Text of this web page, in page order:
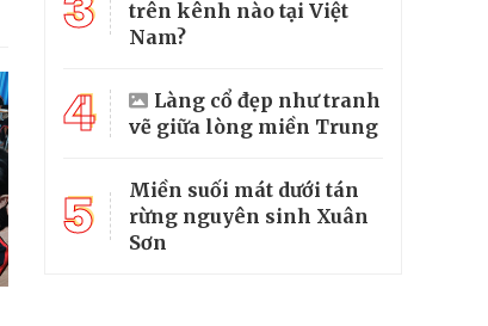
trên kênh nào tại Việt
Nam?
4
Làng cổ đẹp như tranh
vẽ giữa lòng miền Trung
5
Miền suối mát dưới tán
rừng nguyên sinh Xuân
Sơn